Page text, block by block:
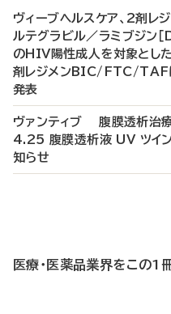
ヴィーブヘルスケア、2剤レ
ルテグラビル／ラミブジン
のHIV陽性成人を対象とし
剤レジメンBIC/FTC/TAF
発表
ヴァンティブ 腹膜透析治
4.25 腹膜透析液 UV ツイ
知らせ
医療・医薬品業界をこの1